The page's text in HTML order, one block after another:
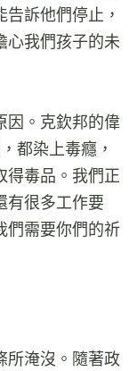
訴他們停止，
心我們孩子的未
因。克欽邦的偉
都染上毒癮，
得毒品。我們正
有很多工作要
們需要你們的祈
所淹沒。隨著政